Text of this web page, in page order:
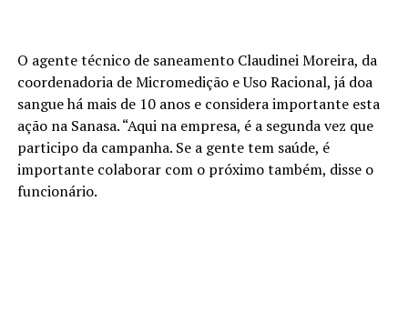
O agente técnico de saneamento Claudinei Moreira, da
coordenadoria de Micromedição e Uso Racional, já doa
sangue há mais de 10 anos e considera importante esta
ação na Sanasa. “Aqui na empresa, é a segunda vez que
participo da campanha. Se a gente tem saúde, é
importante colaborar com o próximo também, disse o
funcionário.